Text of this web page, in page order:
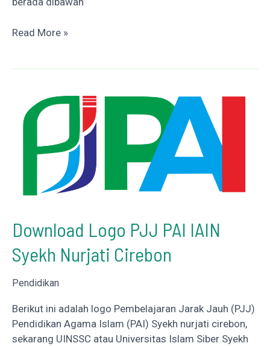
Download
2025
SD/SMP/SMA
Read More »
Download Logo PJJ PAI IAIN
Syekh Nurjati Cirebon
Pendidikan
Berikut ini adalah logo Pembelajaran Jarak Jauh (PJJ)
Pendidikan Agama Islam (PAI) Syekh nurjati cirebon,
sekarang UINSSC atau Universitas Islam Siber Syekh